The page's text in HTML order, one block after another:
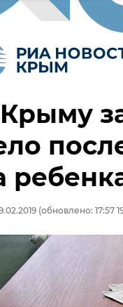
(обновлено: 17:57